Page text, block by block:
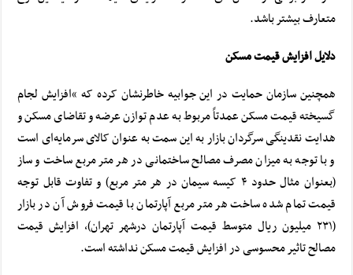
متعارف بیشتر ‌باشد.
دلایل افزایش قیمت مسکن
همچنین سازمان حمایت در این جوابیه خاطرنشان کرده که “افزایش لجام
گسیخته قیمت مسکن عمدتاً مربوط به عدم توازن عرضه و تقاضای مسکن و
هدایت نقدینگی سرگردان بازار به این سمت به عنوان کالای سرمایه‌ای است
و با توجه به میزان مصرف مصالح ساختمانی در هر متر مربع ساخت و ساز
(بعنوان مثال حدود ۴ کیسه سیمان در هر متر مربع) و تفاوت قابل توجه
قیمت تمام شده ساخت هر متر مربع آپارتمان با قیمت فروش آن در بازار
(۲۳۱ میلیون ریال متوسط قیمت آپارتمان درشهر تهران)، افزایش قیمت
مصالح تاثیر محسوسی در افزایش قیمت مسکن نداشته است.